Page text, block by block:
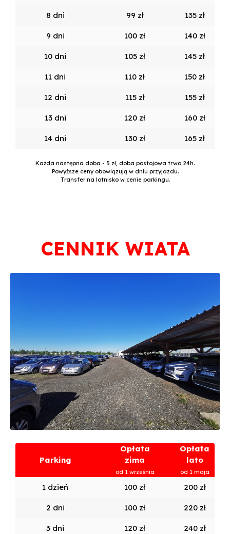
8 dni 99 zł 135 zł
9 dni 100 zł 140 zł
10 dni 105 zł 145 zł
11 dni 110 zł 150 zł
12 dni 115 zł 155 zł
13 dni 120 zł 160 zł
14 dni 130 zł 165 zł
Każda następna doba - 5 zł, doba postojowa trwa 24h.
Powyższe ceny obowiązują w dniu przyjazdu.
Transfer na lotnisko w cenie parkingu.
CENNIK WIATA
Parking
Opłata
zima
od 1 września
Opłata
lato
od 1 maja
1 dzień 100 zł 200 zł
2 dni 100 zł 220 zł
3 dni 120 zł 240 zł